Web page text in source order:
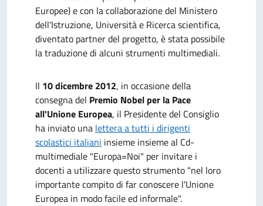
Europee) e con la collaborazione del Ministero
dell'Istruzione, Università e Ricerca scientifica,
diventato partner del progetto, è stata possibile
la traduzione di alcuni strumenti multimediali.
Il 10 dicembre 2012, in occasione della
consegna del Premio Nobel per la Pace
all'Unione Europea, il Presidente del Consiglio
ha inviato una lettera a tutti i dirigenti
scolastici italiani insieme insieme al Cd-
multimediale "Europa=Noi" per invitare i
docenti a utilizzare questo strumento "nel loro
importante compito di far conoscere l'Unione
Europea in modo facile ed informale".